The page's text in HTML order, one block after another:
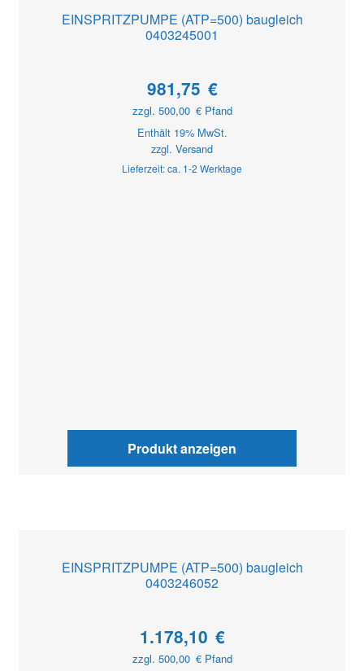
EINSPRITZPUMPE (ATP=500) baugleich
0403245001
981,75 €
zzgl. 500,00 €Pfand
Enthält 19% MwSt.
zzgl. Versand
Lieferzeit: ca. 1-2 Werktage
Produkt anzeigen
EINSPRITZPUMPE (ATP=500) baugleich
0403246052
1.178,10 €
zzgl. 500,00 €Pfand